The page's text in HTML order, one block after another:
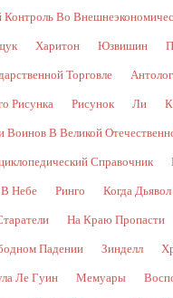
Во
Харитон Юзвишин
Торговле
Рисунка Рисунок Ли
В Великой
Справочник
Небе Ринго Когда
На Краю Пропасти
Падении Зинделл
Ле Гуин Мемуары